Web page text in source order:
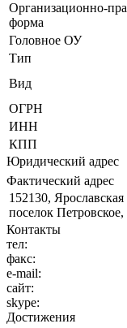
Организационно-
форма
Головное ОУ
Тип
Вид
ОГРН
ИНН
КПП
Юридический адрес
Фактический адрес
152130,
поселок
Контакты
тел:
факс:
e-mail:
сайт:
skype:
Достижения